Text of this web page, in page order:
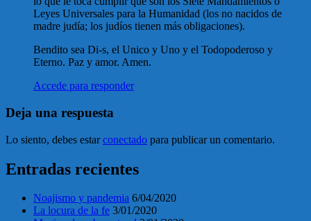
Leyes Universales para la Humanidad (los no nacidos de
madre judía; los judíos tienen más obligaciones).
Bendito sea Di-s, el Unico y Uno y el Todopoderoso y
Eterno. Paz y amor. Amen.
Accede para responder
Deja una respuesta
Lo siento, debes estarconectado para publicar un comentario.
Entradas recientes
Noajismo y pandemia 6/04/2020
La locura de la fe 3/01/2020